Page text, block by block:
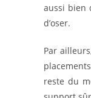
aussi bien
d’oser.
Par
reste du